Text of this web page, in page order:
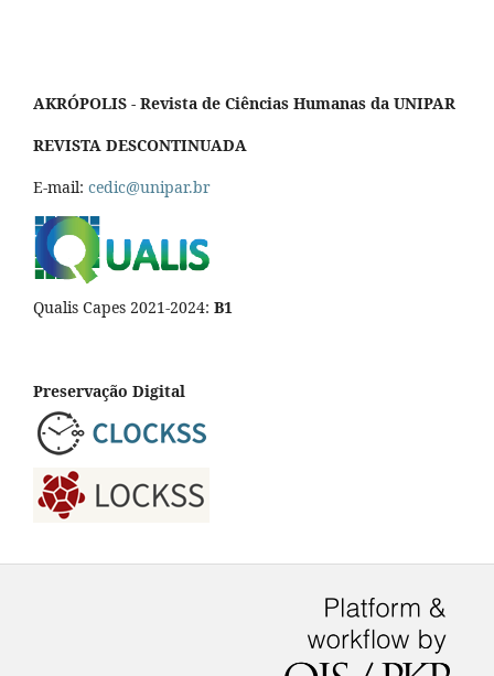
AKRÓPOLIS - Revista de Ciências Humanas da UNIPAR
REVISTA DESCONTINUADA
E-mail: cedic@unipar.br
Qualis Capes 2021-2024: B1
Preservação Digital